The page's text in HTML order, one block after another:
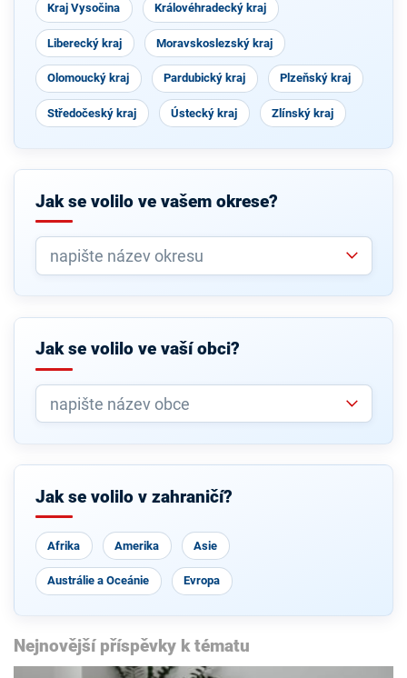
Kraj Vysočina Královéhradecký kraj
Liberecký kraj Moravskoslezský kraj
Olomoucký kraj Pardubický kraj Plzeňský kraj
Středočeský kraj Ústecký kraj Zlínský kraj
Jak se volilo ve vašem okrese?
Jak se volilo ve vaší obci?
Jak se volilo v zahraničí?
Afrika Amerika Asie
Austrálie a Oceánie Evropa
Nejnovější příspěvky k tématu